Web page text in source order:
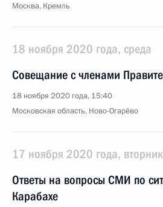
Москва, Кремль
18 ноября 2020 года, среда
Совещание с членами
18 ноября 2020 года, 15:40
Московская область, Ново-Огарёво
17 ноября 2020 года, вторник
Ответы на вопросы СМИ по
Карабахе